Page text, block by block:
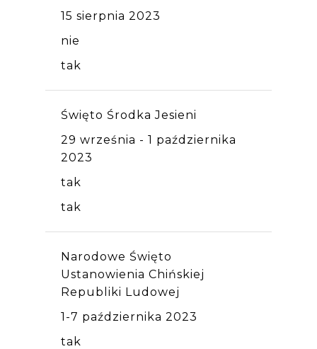
15 sierpnia 2023
nie
tak
Święto Środka Jesieni
29 września - 1 października
2023
tak
tak
Narodowe Święto
Ustanowienia Chińskiej
Republiki Ludowej
1-7 października 2023
tak